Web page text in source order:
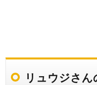
リュウジさ